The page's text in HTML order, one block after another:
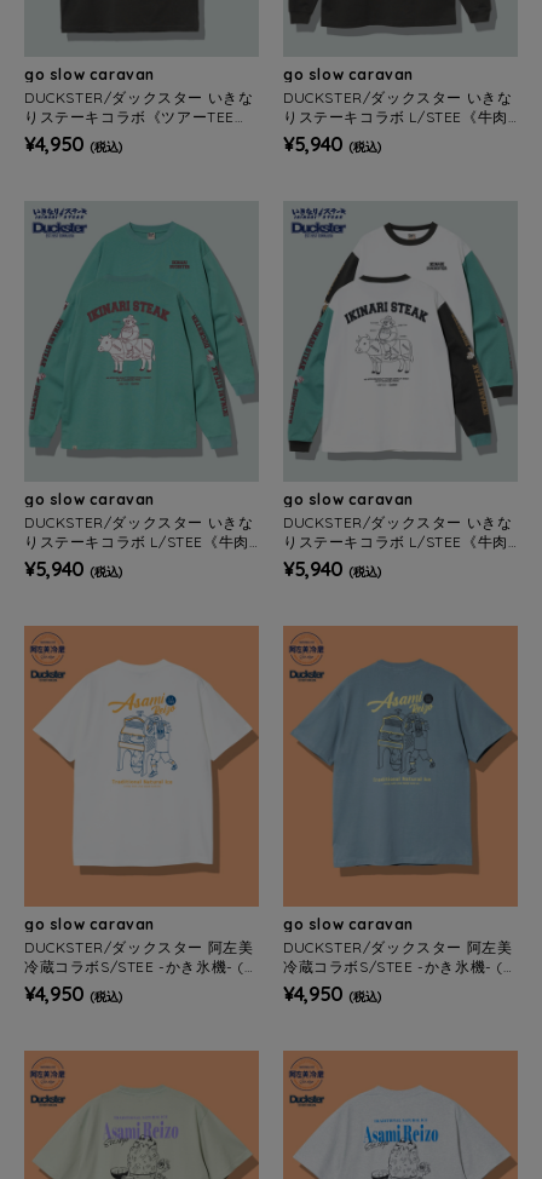
go slow caravan
DUCKSTER/ダックスター いきな
りステーキコラボ《ツアーTEE》
(MENS)
¥4,950 (税込)
go slow caravan
DUCKSTER/ダックスター いきな
りステーキコラボ L/STEE《牛肉
図鑑》(MENS)
¥5,940 (税込)
go slow caravan
DUCKSTER/ダックスター いきな
りステーキコラボ L/STEE《牛肉
図鑑》(MENS)
¥5,940 (税込)
go slow caravan
DUCKSTER/ダックスター いきな
りステーキコラボ L/STEE《牛肉
図鑑》(MENS)
¥5,940 (税込)
go slow caravan
DUCKSTER/ダックスター 阿左美
冷蔵コラボS/STEE -かき氷機- (M
ENS)
¥4,950 (税込)
go slow caravan
DUCKSTER/ダックスター 阿左美
冷蔵コラボS/STEE -かき氷機- (M
ENS)
¥4,950 (税込)